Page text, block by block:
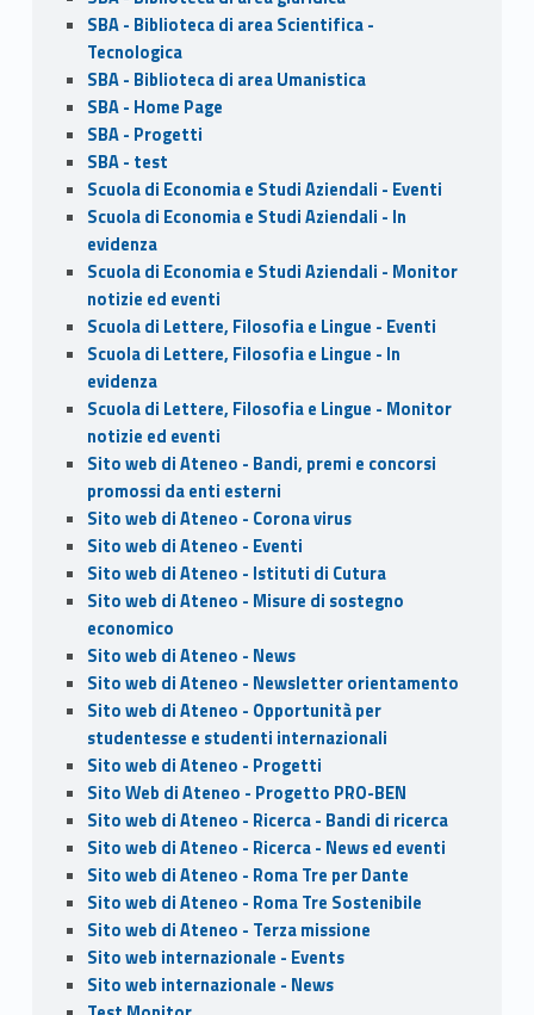
SBA - Biblioteca di area Scientifica -
Tecnologica
SBA - Biblioteca di area Umanistica
SBA - Home Page
SBA - Progetti
SBA - test
Scuola di Economia e Studi Aziendali - Eventi
Scuola di Economia e Studi Aziendali - In
evidenza
Scuola di Economia e Studi Aziendali - Monitor
notizie ed eventi
Scuola di Lettere, Filosofia e Lingue - Eventi
Scuola di Lettere, Filosofia e Lingue - In
evidenza
Scuola di Lettere, Filosofia e Lingue - Monitor
notizie ed eventi
Sito web di Ateneo - Bandi, premi e concorsi
promossi da enti esterni
Sito web di Ateneo - Corona virus
Sito web di Ateneo - Eventi
Sito web di Ateneo - Istituti di Cutura
Sito web di Ateneo - Misure di sostegno
economico
Sito web di Ateneo - News
Sito web di Ateneo - Newsletter orientamento
Sito web di Ateneo - Opportunità per
studentesse e studenti internazionali
Sito web di Ateneo - Progetti
Sito Web di Ateneo - Progetto PRO-BEN
Sito web di Ateneo - Ricerca - Bandi di ricerca
Sito web di Ateneo - Ricerca - News ed eventi
Sito web di Ateneo - Roma Tre per Dante
Sito web di Ateneo - Roma Tre Sostenibile
Sito web di Ateneo - Terza missione
Sito web internazionale - Events
Sito web internazionale - News